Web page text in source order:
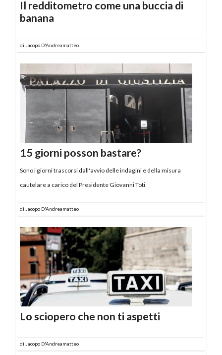
Il redditometro come una buccia di
banana
di Jacopo D'Andreamatteo
15 giorni posson bastare?
Sono i giorni trascorsi dall'avvio delle indagini e della misura
cautelare a carico del Presidente Giovanni Toti
di Jacopo D'Andreamatteo
Lo sciopero che non ti aspetti
di Jacopo D'Andreamatteo